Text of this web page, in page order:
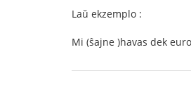
Laŭ ekzemplo :
Mi (ŝajne )havas dek